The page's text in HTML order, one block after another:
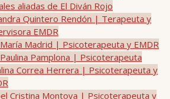
aliadas de El Diván Rojo
Quintero Rendón | Terapeuta y
EMDR
Madrid | Psicoterapeuta y EMDR
Pamplona | Psicoterapeuta
Correa Herrera | Psicoterapeuta y
Cristina Montoya | Psicoterapeuta y